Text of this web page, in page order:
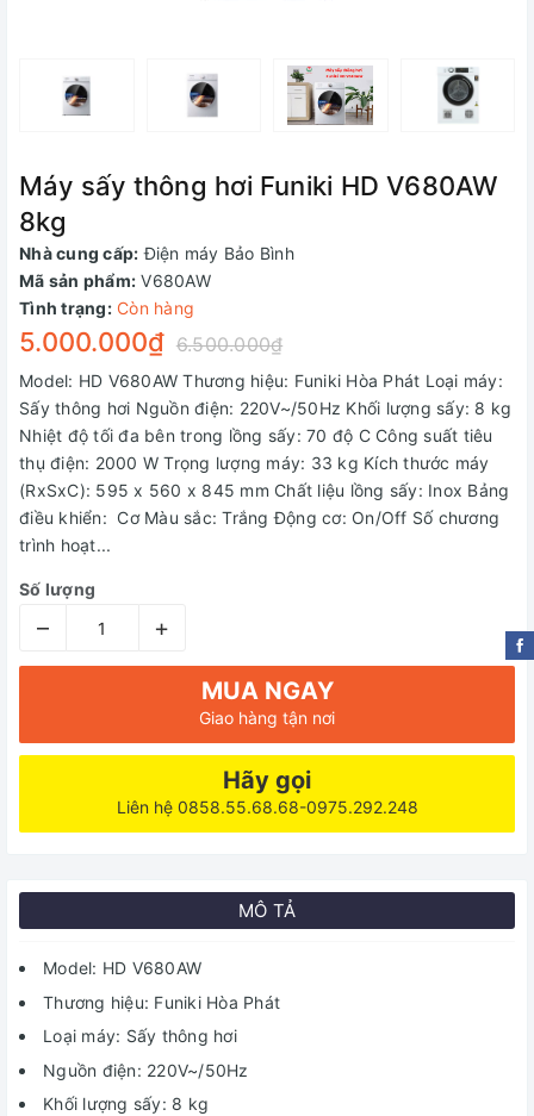
Máy sấy thông hơi Funiki HD V680AW
8kg
Nhà cung cấp: Điện máy Bảo Bình
Mã sản phẩm: V680AW
Tình trạng: Còn hàng
5.000.000₫ 6.500.000₫
Model: HD V680AW Thương hiệu: Funiki Hòa Phát Loại máy:
Sấy thông hơi Nguồn điện: 220V~/50Hz Khối lượng sấy: 8 kg
Nhiệt độ tối đa bên trong lồng sấy: 70 độ C Công suất tiêu
thụ điện: 2000 W Trọng lượng máy: 33 kg Kích thước máy
(RxSxC): 595 x 560 x 845 mm Chất liệu lồng sấy: Inox Bảng
điều khiển: Cơ Màu sắc: Trắng Động cơ: On/Off Số chương
trình hoạt...
Số lượng
– +
MUA NGAY
Giao hàng tận nơi
Hãy gọi
Liên hệ 0858.55.68.68-0975.292.248
MÔ TẢ
Model: HD V680AW
Thương hiệu: Funiki Hòa Phát
Loại máy: Sấy thông hơi
Nguồn điện: 220V~/50Hz
Khối lượng sấy: 8 kg